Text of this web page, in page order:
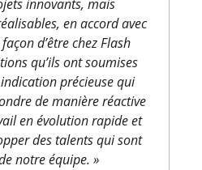
innovants, mais
en accord avec
d’être chez Flash
qu’ils ont soumises
précieuse qui
de manière réactive
en évolution rapide et
des talents qui sont
notre équipe. »